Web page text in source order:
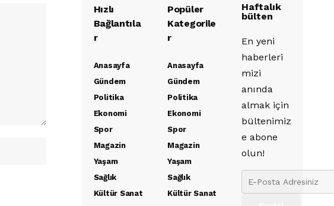
Hızlı
Bağlantıla
r
Anasayfa
Gündem
Politika
Ekonomi
Spor
Magazin
Yaşam
Sağlık
Kültür Sanat
Popüler
Kategorile
r
Anasayfa
Gündem
Politika
Ekonomi
Spor
Magazin
Yaşam
Sağlık
Kültür Sanat
Haftalık
bülten
En yeni
haberleri
mizi
anında
almak için
bültenimiz
e abone
olun!